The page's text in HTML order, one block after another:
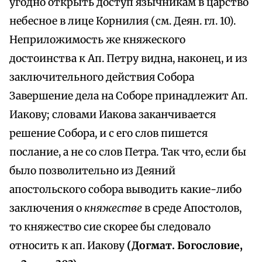
небесное в лице Корнилия (см. Деян. гл. 10).
Неприложимость же княжеского
достоинства к Ап. Петру видна, наконец, и из
заключительного действия Собора
Завершение дела на Соборе принадлежит Ап.
Иакову; словами Иакова заканчивается
решение Собора, и с его слов пишется
послание, а не со слов Петра. Так что, если бы
было позволительно из Деяний
апостольского собора выводить какие-либо
заключения о княжествев среде Апостолов,
то княжество сие скорее бы следовало
относить к ап. Иакову(Догмат. Богословие,